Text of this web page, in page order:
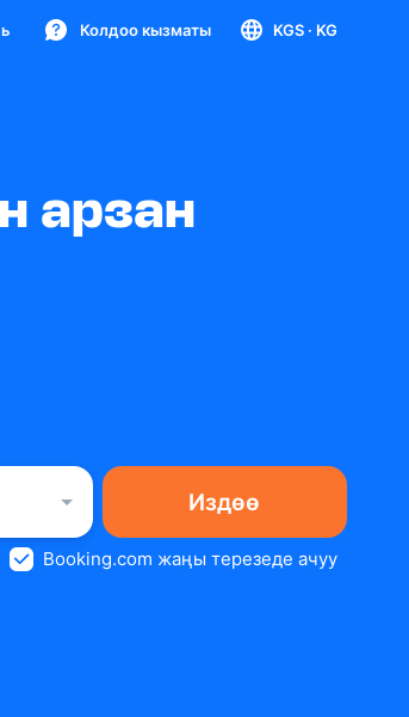
Колдоо кызматы KGS · KG
арзан
Издөө
Booking.com жаңы терезеде ачуу